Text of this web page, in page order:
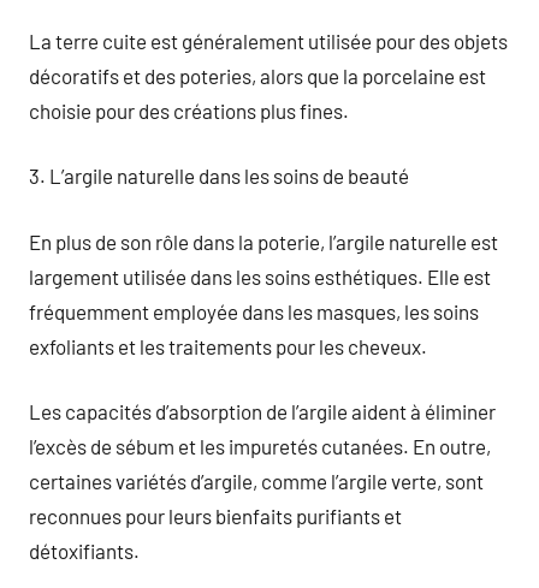
La terre cuite est généralement utilisée pour des objets
décoratifs et des poteries, alors que la porcelaine est
choisie pour des créations plus fines.
3. L’argile naturelle dans les soins de beauté
En plus de son rôle dans la poterie, l’argile naturelle est
largement utilisée dans les soins esthétiques. Elle est
fréquemment employée dans les masques, les soins
exfoliants et les traitements pour les cheveux.
Les capacités d’absorption de l’argile aident à éliminer
l’excès de sébum et les impuretés cutanées. En outre,
certaines variétés d’argile, comme l’argile verte, sont
reconnues pour leurs bienfaits purifiants et
détoxifiants.